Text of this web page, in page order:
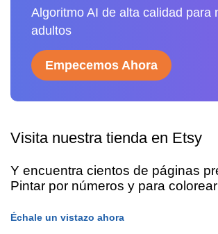
Algoritmo AI de alta calidad para
adultos
Empecemos Ahora
Visita nuestra tienda en Etsy
Y encuentra cientos de páginas
Pintar por números y para colorear
Échale un vistazo ahora